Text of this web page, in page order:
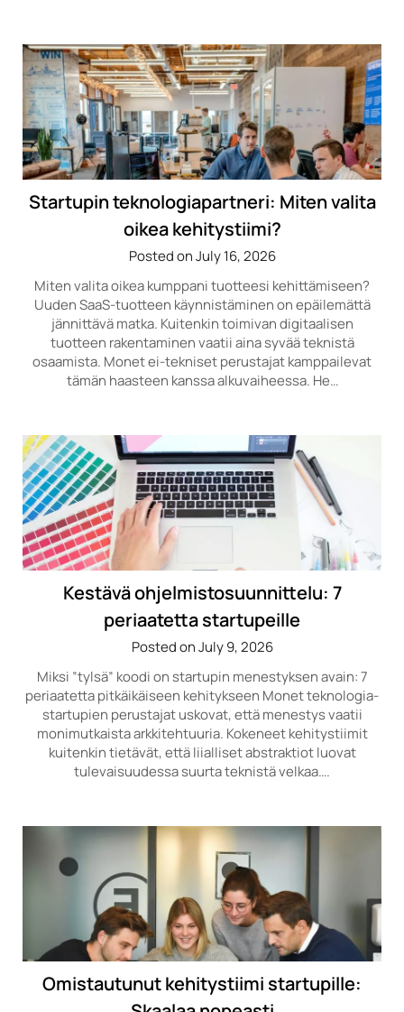
Startupin teknologiapartneri: Miten valita
oikea kehitystiimi?
Posted on July 16, 2026
Miten valita oikea kumppani tuotteesi kehittämiseen?
Uuden SaaS-tuotteen käynnistäminen on epäilemättä
jännittävä matka. Kuitenkin toimivan digitaalisen
tuotteen rakentaminen vaatii aina syvää teknistä
osaamista. Monet ei-tekniset perustajat kamppailevat
tämän haasteen kanssa alkuvaiheessa. He…
Kestävä ohjelmistosuunnittelu: 7
periaatetta startupeille
Posted on July 9, 2026
Miksi ”tylsä” koodi on startupin menestyksen avain: 7
periaatetta pitkäikäiseen kehitykseen Monet teknologia-
startupien perustajat uskovat, että menestys vaatii
monimutkaista arkkitehtuuria. Kokeneet kehitystiimit
kuitenkin tietävät, että liialliset abstraktiot luovat
tulevaisuudessa suurta teknistä velkaa….
Omistautunut kehitystiimi startupille: